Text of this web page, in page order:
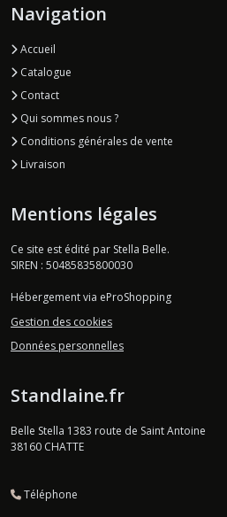
Navigation
Accueil
Catalogue
Contact
Qui sommes nous ?
Conditions générales de vente
Livraison
Mentions légales
Ce site est édité par Stella Belle.
SIREN : 50485835800030
Hébergement via eProShopping
Gestion des cookies
Données personnelles
Standlaine.fr
Belle Stella 1383 route de Saint Antoine
38160 CHATTE
Téléphone